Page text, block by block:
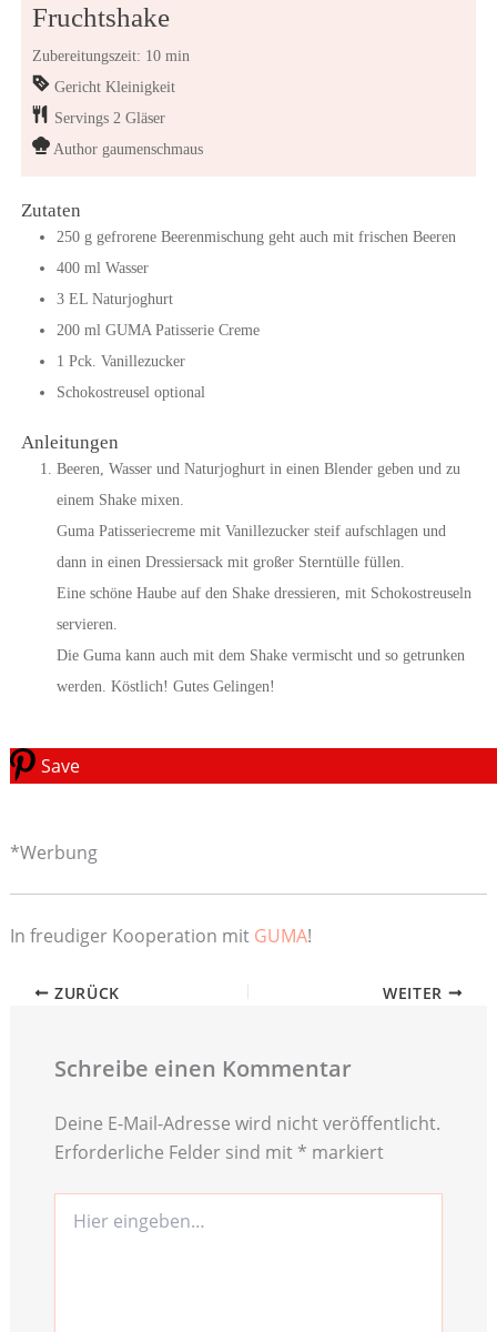
Fruchtshake
Zubereitungszeit: 10 min
Gericht Kleinigkeit
Servings 2 Gläser
Author gaumenschmaus
Zutaten
250 g gefrorene Beerenmischung geht auch mit frischen Beeren
400 ml Wasser
3 EL Naturjoghurt
200 ml GUMA Patisserie Creme
1 Pck. Vanillezucker
Schokostreusel optional
Anleitungen
Beeren, Wasser und Naturjoghurt in einen Blender geben und zu
einem Shake mixen.
Guma Patisseriecreme mit Vanillezucker steif aufschlagen und
dann in einen Dressiersack mit großer Sterntülle füllen.
Eine schöne Haube auf den Shake dressieren, mit Schokostreuseln
servieren.
Die Guma kann auch mit dem Shake vermischt und so getrunken
werden. Köstlich! Gutes Gelingen!
Save
*Werbung
In freudiger Kooperation mit GUMA!
ZURÜCK WEITER
Schreibe einen Kommentar
Deine E-Mail-Adresse wird nicht veröffentlicht.
Erforderliche Felder sind mit * markiert
eingeben…